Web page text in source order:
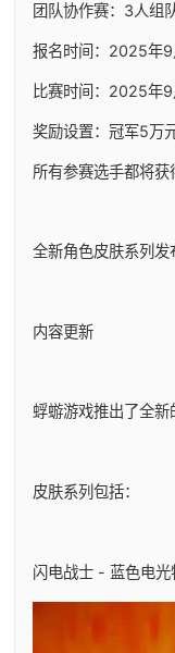
团队协作赛：3人组
报名时间：2025年
比赛时间：2025年
奖励设置：冠军5万
所有参赛选手都将获
全新角色皮肤系列发
内容更新
蜉蝣游戏推出了全
皮肤系列包括：
闪电战士 - 蓝色电光